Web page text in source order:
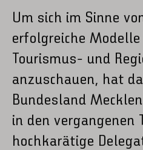
Um sich im Sinne
erfolgreiche
Tourismus- und
anzuschauen, hat
Bundesland
in den vergangenen
hochkarätige